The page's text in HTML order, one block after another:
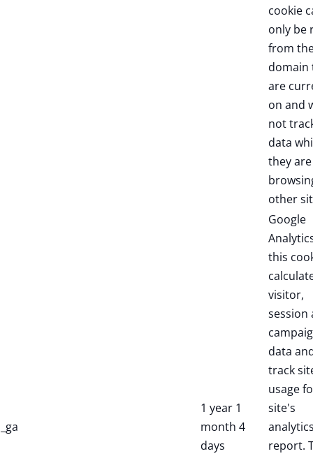
cookie
only be
from
domain
are
on and
not
data
they are
other
_ga
1 year 1
month 4
days
Google
this
visitor,
session
data
track
usage
site's
report.